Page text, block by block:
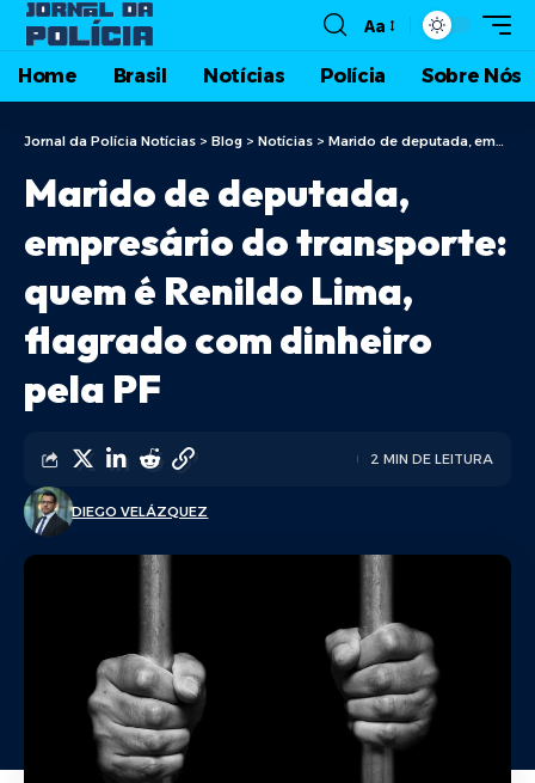
Aa
Home Brasil Notícias Polícia Sobre Nós
Jornal da Polícia Notícias > Blog > Notícias > Marido de deputada, empresário do transporte: quem é Renildo Lima, flagrado com dinheiro pela PF
Marido de deputada,
empresário do transporte:
quem é Renildo Lima,
flagrado com dinheiro
pela PF
DIEGO VELÁZQUEZ
2 MIN DE LEITURA